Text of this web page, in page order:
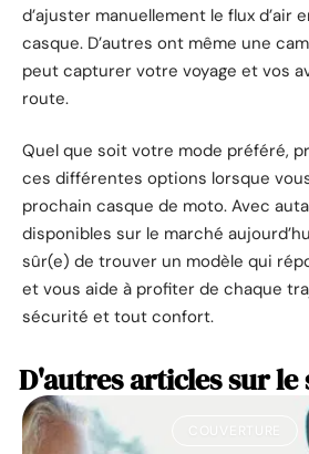
d’ajuster manuellement le flux d’air
casque. D’autres ont même une
peut capturer votre voyage et vos
route.
Quel que soit votre mode préféré,
ces différentes options lorsque
prochain casque de moto. Avec
disponibles sur le marché
sûr(e) de trouver un modèle qui
et vous aide à profiter de chaque
sécurité et tout confort.
D'autres articles sur le